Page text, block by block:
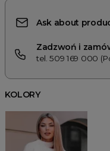
Ask about
Zadzwoń i
tel. 509 169 000
KOLORY